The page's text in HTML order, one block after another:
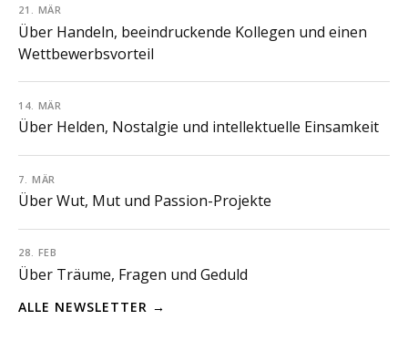
21. MÄR
Über Handeln, beeindruckende Kollegen und einen
Wettbewerbsvorteil
14. MÄR
Über Helden, Nostalgie und intellektuelle Einsamkeit
7. MÄR
Über Wut, Mut und Passion-Projekte
28. FEB
Über Träume, Fragen und Geduld
ALLE NEWSLETTER →